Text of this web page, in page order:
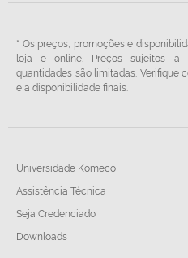
* Os preços, promoções e
loja e online. Preços sujeitos a
quantidades são limitadas. Verifique
e a disponibilidade finais.
Universidade Komeco
Assistência Técnica
Seja Credenciado
Downloads